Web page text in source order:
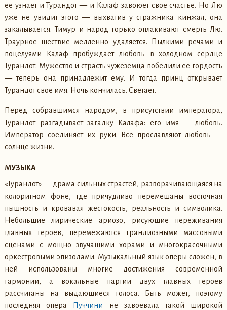
ее узнает и Турандот — и Калаф завоюет свое счастье. Но Лю
уже не увидит этого — выхватив у стражника кинжал, она
закалывается. Тимур и народ горько оплакивают смерть Лю.
Траурное шествие медленно удаляется. Пылкими речами и
поцелуями Калаф пробуждает любовь в холодном сердце
Турандот. Мужество и страсть чужеземца победили ее гордость
— теперь она принадлежит ему. И тогда принц открывает
Турандот свое имя. Ночь кончилась. Светает.
Перед собравшимся народом, в присутствии императора,
Турандот разгадывает загадку Калафа: его имя — любовь.
Император соединяет их руки. Все прославляют любовь —
солнце жизни.
МУЗЫКА
«Турандот» — драма сильных страстей, разворачивающаяся на
колоритном фоне, где причудливо перемешаны восточная
пышность и кровавая жестокость, реальность и символика.
Небольшие лирические ариозо, рисующие переживания
главных героев, перемежаются грандиозными массовыми
сценами с мощно звучащими хорами и многокрасочными
оркестровыми эпизодами. Музыкальный язык оперы сложен, в
ней использованы многие достижения современной
гармонии, а вокальные партии двух главных героев
рассчитаны на выдающиеся голоса. Быть может, поэтому
последняя опера
Пуччини не завоевала такой широкой